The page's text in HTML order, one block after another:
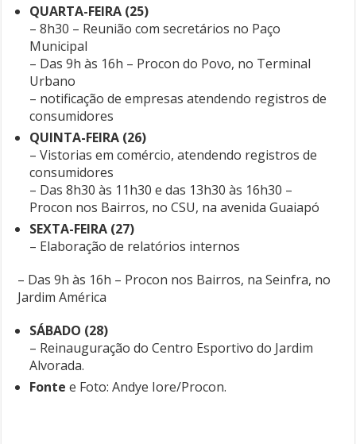
QUARTA-FEIRA (25)
– 8h30 – Reunião com secretários no Paço
Municipal
– Das 9h às 16h – Procon do Povo, no Terminal
Urbano
– notificação de empresas atendendo registros de
consumidores
QUINTA-FEIRA (26)
– Vistorias em comércio, atendendo registros de
consumidores
– Das 8h30 às 11h30 e das 13h30 às 16h30 –
Procon nos Bairros, no CSU, na avenida Guaiapó
SEXTA-FEIRA (27)
– Elaboração de relatórios internos
– Das 9h às 16h – Procon nos Bairros, na Seinfra, no
Jardim América
SÁBADO (28)
– Reinauguração do Centro Esportivo do Jardim
Alvorada.
Fonte e Foto: Andye Iore/Procon.